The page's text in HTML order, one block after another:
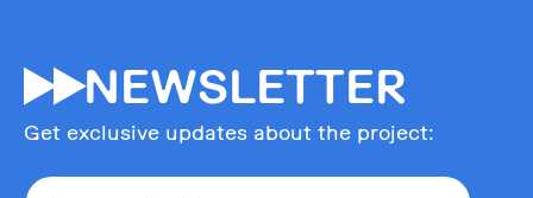
55NEWSLETTER
Get exclusive updates about the project: